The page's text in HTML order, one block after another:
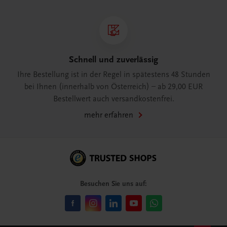
Schnell und zuverlässig
Ihre Bestellung ist in der Regel in spätestens 48 Stunden
bei Ihnen (innerhalb von Österreich) – ab 29,00 EUR
Bestellwert auch versandkostenfrei.
mehr erfahren
Besuchen Sie uns auf: